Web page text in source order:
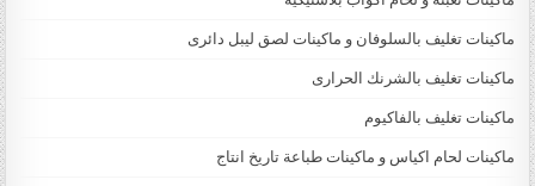
ماكينات تغليف بالسلوفان و ماكينات لصق ليبل دائرى
ماكينات تغليف بالشرنك الحرارى
ماكينات تغليف بالفاكيوم
ماكينات لحام اكياس و ماكينات طباعة تاريخ انتاج